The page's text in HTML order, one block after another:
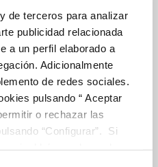
de terceros para analizar
publicidad relacionada
a un perfil elaborado a
Adicionalmente
de redes sociales.
pulsando “ Aceptar
o rechazar las
“Configurar”. Si